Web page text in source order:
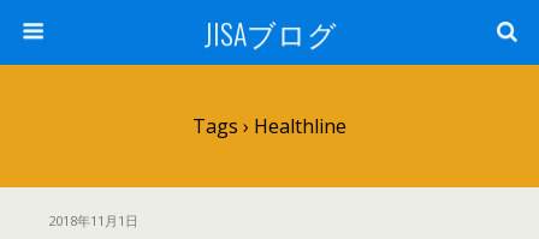
JISAブログ
Tags › Healthline
2018年11月1日